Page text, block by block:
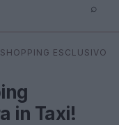
⌕
⌕ ×
ESCLUSIVO
in Taxi!